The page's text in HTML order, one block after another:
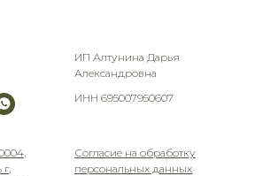
ИП Алтунина Дарья
Александровна
ИНН 695007950607
г,
Согласие на обработку
персональных данных